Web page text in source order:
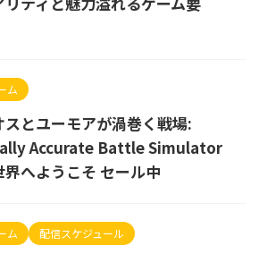
ム
スとユーモアが渦巻く戦場:
Accurate Battle Simulator
界へようこそ セール中
ム 配信スケジュール